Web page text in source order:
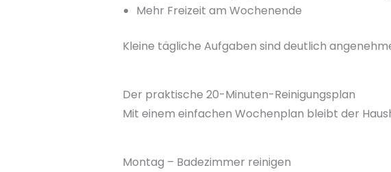
Mehr Freizeit am Wochenende
Kleine tägliche Aufgaben sind deutlich
Der praktische 20-Minuten-Reinigungsplan
Mit einem einfachen Wochenplan bleibt der
Montag – Badezimmer reinigen